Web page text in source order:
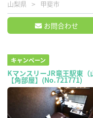
山梨県 甲斐市
お問合わせ
キャンペーン
KマンスリーJR竜王駅東
【角部屋】(No.721771)